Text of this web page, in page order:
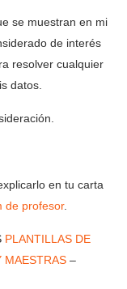
se muestran en mi
de interés
resolver cualquier
datos.
en tu carta
de profesor.
PLANTILLAS DE
MAESTRAS –